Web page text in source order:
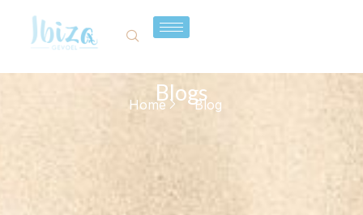
Blogs
Home Blog